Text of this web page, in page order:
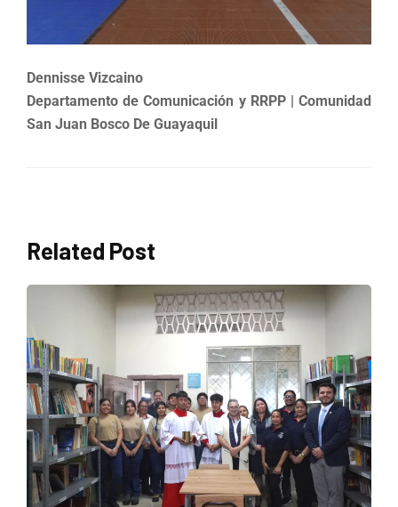
Dennisse Vizcaino
Departamento de Comunicación y RRPP | Comunidad
San Juan Bosco De Guayaquil
Related Post